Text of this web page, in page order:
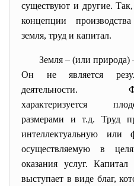
существуют и другие. Так,
концепции
земля, труд и капитал.
Земля – (или природа)
Он не является
деятельности.
характеризуется
размерами и т.д. Труд
интеллектуальную или
осуществляемую в
оказания услуг.
выступает в виде благ,